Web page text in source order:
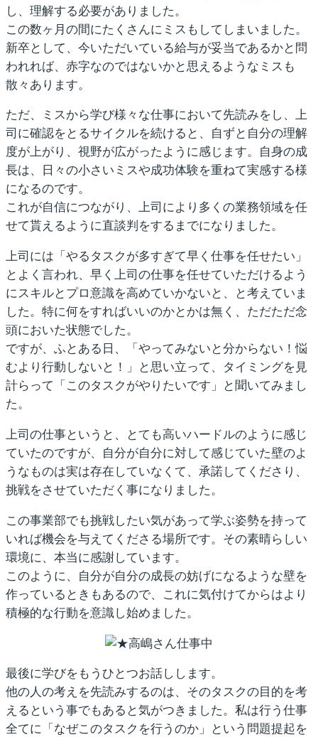
し、理解する必要がありました。
この数ヶ月の間にたくさんにミスもしてしまいました。
新卒として、今いただいている給与が妥当であるかと問
われれば、赤字なのではないかと思えるようなミスも
散々あります。
ただ、ミスから学び様々な仕事において先読みをし、上
司に確認をとるサイクルを続けると、自ずと自分の理解
度が上がり、視野が広がったように感じます。自身の成
長は、日々の小さいミスや成功体験を重ねて実感する様
になるのです。
これが自信につながり、上司により多くの業務領域を任
せて貰えるように直談判をするまでになりました。
上司には「やるタスクが多すぎて早く仕事を任せたい」
とよく言われ、早く上司の仕事を任せていただけるよう
にスキルとプロ意識を高めていかないと、と考えていま
した。特に何をすればいいのかとかは無く、ただただ念
頭においた状態でした。
ですが、ふとある日、「やってみないと分からない！悩
むより行動しないと！」と思い立って、タイミングを見
計らって「このタスクがやりたいです」と聞いてみまし
た。
上司の仕事というと、とても高いハードルのように感じ
ていたのですが、自分が自分に対して感じていた壁のよ
うなものは実は存在していなくて、承諾してくださり、
挑戦をさせていただく事になりました。
この事業部でも挑戦したい気があって学ぶ姿勢を持って
いれば機会を与えてくださる場所です。その素晴らしい
環境に、本当に感謝しています。
このように、
自分が自分の成長の妨げになるような壁を
作っているときもあるので、これに気付けてからはより
積極的な行動を意識し始めました。
最後に学びをもうひとつお話しします。
他の人の考えを先読みするのは、そのタスクの目的を考
えるという事でもあると気がつきました。私は行う仕事
全てに「なぜこのタスクを行うのか」という問題提起を